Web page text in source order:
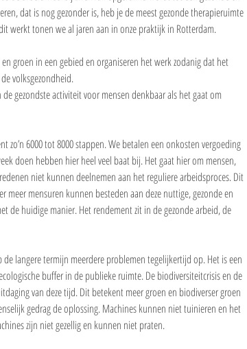
dat is nog gezonder is, heb je de meest gezonde therapieruimte
werkt tonen we al jaren aan in onze praktijk in Rotterdam.
groen in een gebied en organiseren het werk zodanig dat het
volksgezondheid.
gezondste activiteit voor mensen denkbaar als het gaat om
zo’n 6000 tot 8000 stappen. We betalen een onkosten vergoeding
doen hebben hier heel veel baat bij. Het gaat hier om mensen,
niet kunnen deelnemen aan het reguliere arbeidsproces. Dit
mensuren kunnen besteden aan deze nuttige, gezonde en
de huidige manier. Het rendement zit in de gezonde arbeid, de
de langere termijn meerdere problemen tegelijkertijd op. Het is een
buffer in de publieke ruimte. De biodiversiteitcrisis en de
van deze tijd. Dit betekent meer groen en biodiverser groen
gedrag de oplossing. Machines kunnen niet tuinieren en het
zijn niet gezellig en kunnen niet praten.